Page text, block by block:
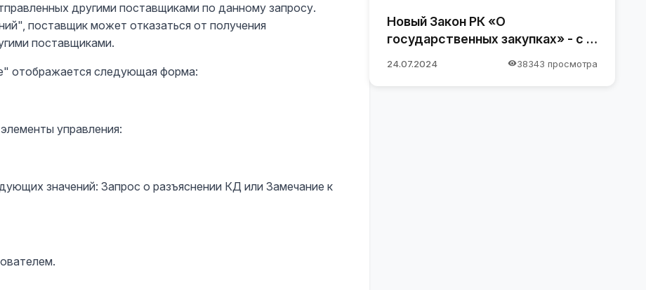
другими поставщиками по данному запросу.
поставщик может отказаться от получения
поставщиками.
отображается следующая форма:
управления:
значений: Запрос о разъяснении КД или Замечание к
Новый Закон РК «О
государственных закупках» - с 1
24.07.2024 38343 просмотра